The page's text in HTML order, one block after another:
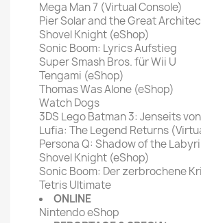
Mega Man 7 (Virtual Console)
Pier Solar and the Great
Shovel Knight (eShop)
Sonic Boom: Lyrics Aufstieg
Super Smash Bros. für Wii U
Tengami (eShop)
Thomas Was Alone (eShop)
Watch Dogs
3DS Lego Batman 3: Jenseits
Lufia: The Legend Returns
Persona Q: Shadow of the
Shovel Knight (eShop)
Sonic Boom: Der zerbrochene
Tetris Ultimate
ONLINE
Nintendo eShop